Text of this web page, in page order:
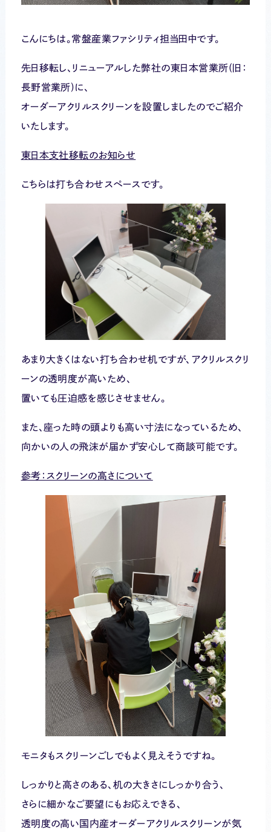
こんにちは。常盤産業ファシリティ担当田中です。
先日移転し、リニューアルした弊社の東日本営業所(旧：
長野営業所)に、
オーダーアクリルスクリーンを設置しましたのでご紹介
いたします。
東日本支社移転のお知らせ
こちらは打ち合わせスペースです。
あまり大きくはない打ち合わせ机ですが、アクリルスクリ
ーンの透明度が高いため、
置いても圧迫感を感じさせません。
また、座った時の頭よりも高い寸法になっているため、
向かいの人の飛沫が届かず安心して商談可能です。
参考：スクリーンの高さについて
モニタもスクリーンごしでもよく見えそうですね。
しっかりと高さのある、机の大きさにしっかり合う、
さらに細かなご要望にもお応えできる、
透明度の高い国内産オーダーアクリルスクリーンが気